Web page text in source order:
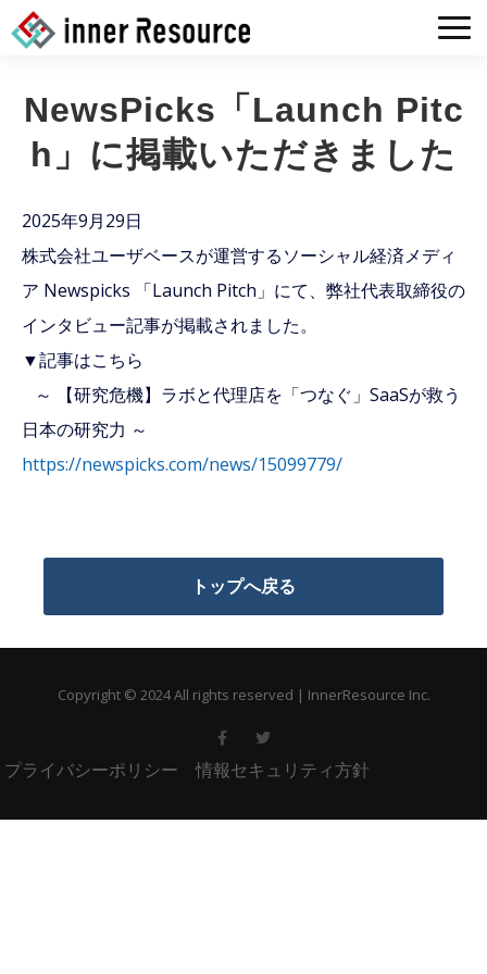
COMPANY
SERVICE
RECRUIT
CONTACT
NewsPicks「Launch Pitc
h」に掲載いただきました
2025年9月29日
株式会社ユーザベースが運営するソーシャル経済メディ
ア Newspicks 「Launch Pitch」にて、弊社代表取締役の
インタビュー記事が掲載されました。
▼記事はこちら
～ 【研究危機】ラボと代理店を「つなぐ」SaaSが救う
日本の研究力 ～
https://newspicks.com/news/15099779/
トップへ戻る
Copyright © 2024 All rights reserved | InnerResource Inc.
プライバシーポリシー 情報セキュリティ方針